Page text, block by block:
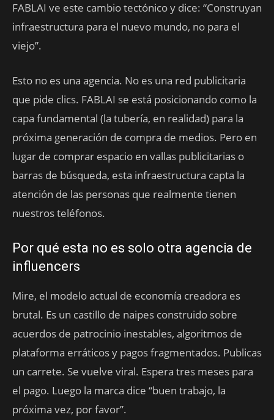
FABLAI ve este cambio tectónico y dice: “Construyan
infraestructura para el nuevo mundo, no para el
viejo”.
Esto no es una agencia. No es una red publicitaria
que pide clics. FABLAI se está posicionando como la
capa fundamental (la tubería, en realidad) para la
próxima generación de compra de medios. Pero en
lugar de comprar espacio en vallas publicitarias o
barras de búsqueda, esta infraestructura capta la
atención de las personas que realmente tienen
nuestros teléfonos.
Por qué esta no es solo otra agencia de
influencers
Mire, el modelo actual de economía creadora es
brutal. Es un castillo de naipes construido sobre
acuerdos de patrocinio inestables, algoritmos de
plataforma erráticos y pagos fragmentados. Publicas
un carrete. Se vuelve viral. Espera tres meses para
el pago. Luego la marca dice “buen trabajo, la
próxima vez, por favor”.